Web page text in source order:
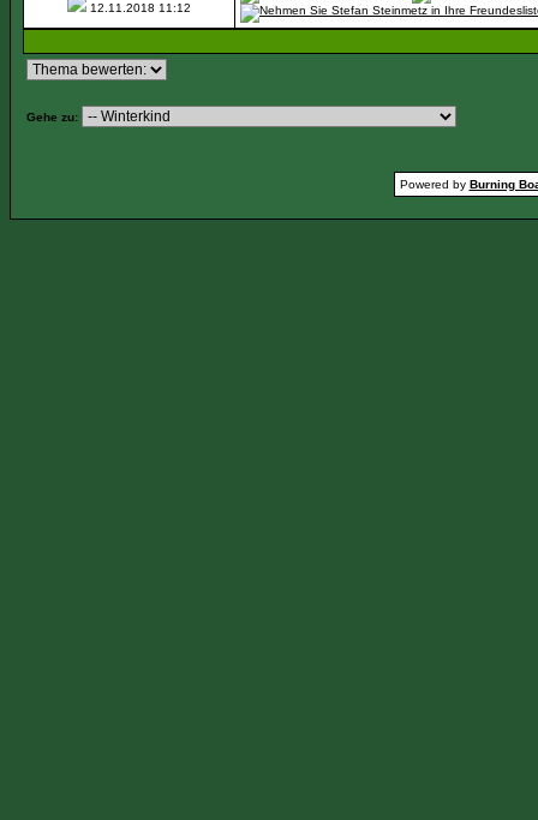
12.11.2018 11:12
Gehe zu:
Powered by Burning